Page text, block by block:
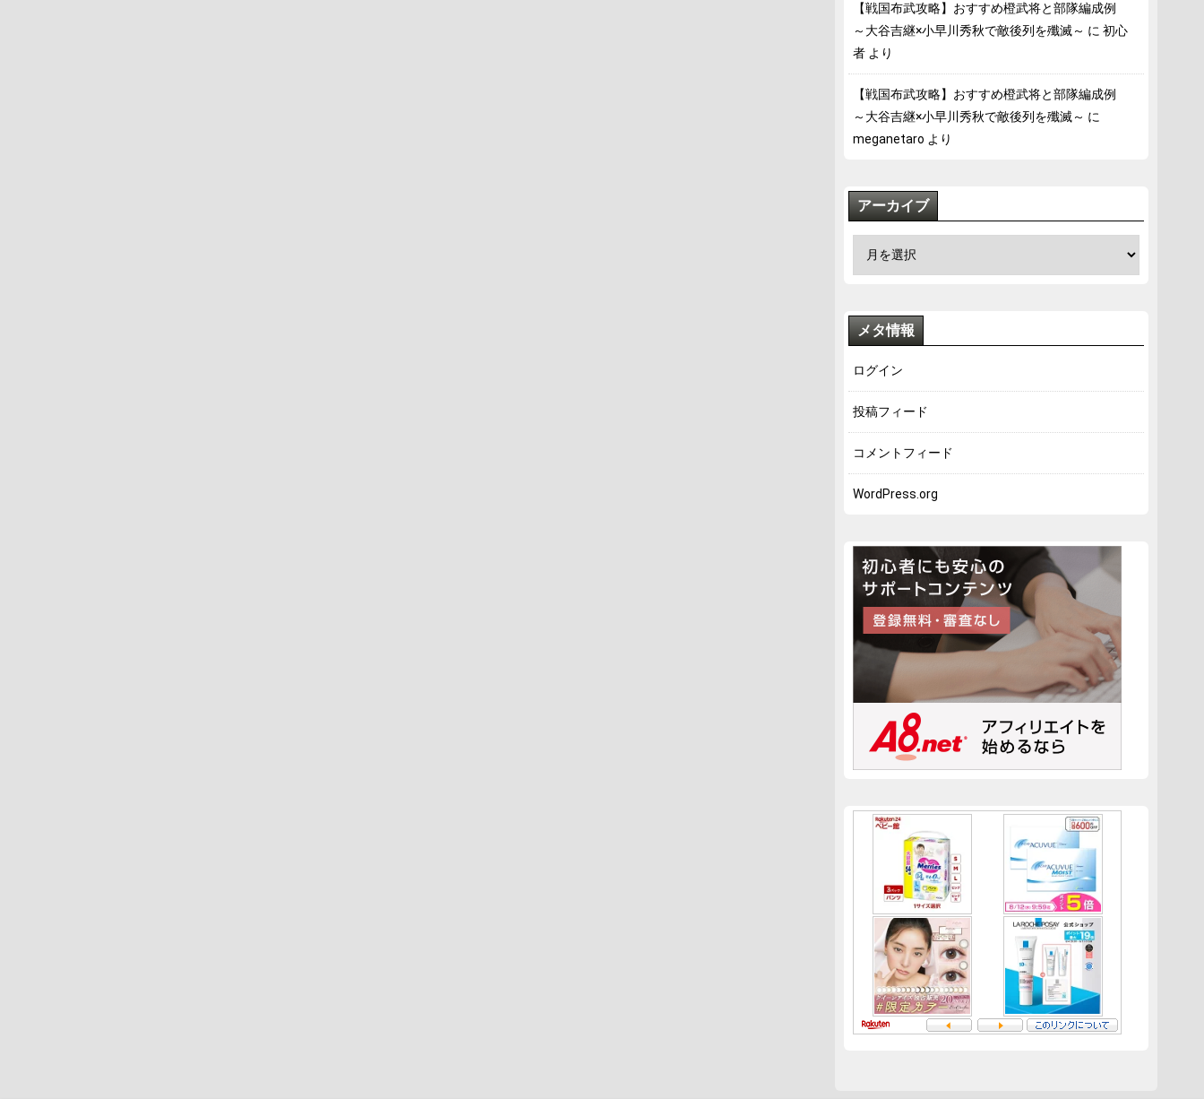
【戦国布武攻略】おすすめ橙武将と部隊編成例
～大谷吉継×小早川秀秋で敵後列を殲滅～ に 初心
者 より
【戦国布武攻略】おすすめ橙武将と部隊編成例
～大谷吉継×小早川秀秋で敵後列を殲滅～ に
meganetaro より
アーカイブ
メタ情報
ログイン
投稿フィード
コメントフィード
WordPress.org